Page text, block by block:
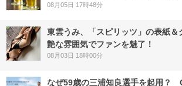
08月05日 17時48分
東雲うみ、「スピリッツ」の表紙＆
艶な雰囲気でファンを魅了！
08月03日 18時00分
なぜ59歳の三浦知良選手を起用？